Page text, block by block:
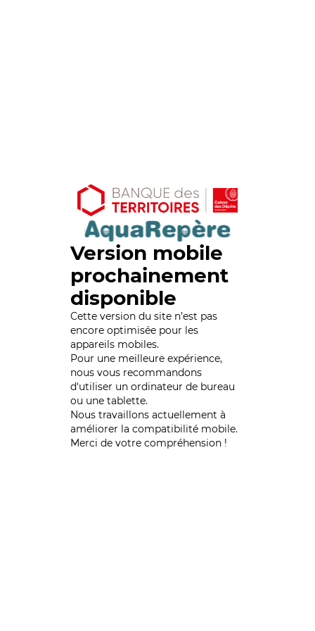
Version mobile
prochainement
disponible
Cette version du site n’est pas
encore optimisée pour les
appareils mobiles.
Pour une meilleure expérience,
nous vous recommandons
d'utiliser un ordinateur de bureau
ou une tablette.
Nous travaillons actuellement à
améliorer la compatibilité mobile.
Merci de votre compréhension !